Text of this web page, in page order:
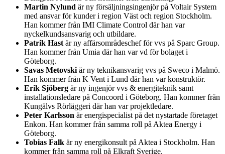
Martin Nylund är ny försäljningsingenjör på Voltair System
med ansvar för kunder i region Väst och region Stockholm.
Han kommer från IMI Climate Control där han var
nyckelkundsansvarig och utbildare.
Patrik Hast är ny affärsområdeschef för vvs på Sparc Group.
Han kommer från Umia där han var vd för bolaget i
Göteborg.
Savas Metovski är ny teknikansvarig vvs på Sweco i Malmö.
Han kommer från K Vent i Lund där han var konstruktör.
Erik Sjöberg är ny ingenjör vvs & energiteknik samt
installationsledare på Concoord i Göteborg. Han kommer från
Kungälvs Rörläggeri där han var projektledare.
Peter Karlsson är energispecialist på det nystartade företaget
Enkon. Han kommer från samma roll på Aktea Energy i
Göteborg.
Tobias Falk är ny energikonsult på Aktea i Stockholm. Han
kommer från samma roll på Elkraft Sverige.